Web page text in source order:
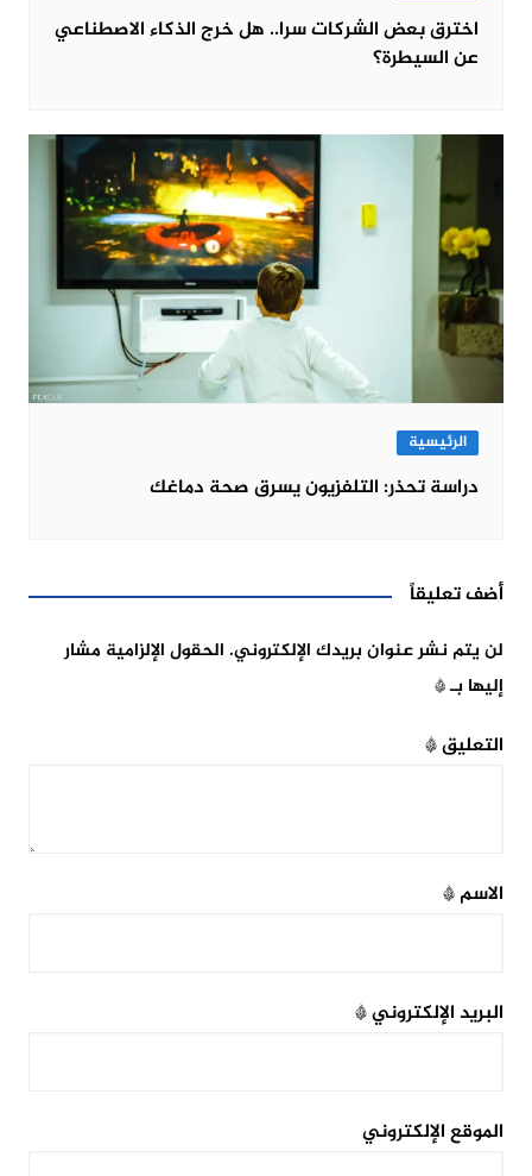
اخترق بعض الشركات سرا.. هل خرج الذكاء الاصطناعي
عن السيطرة؟
الرئيسية
دراسة تحذر: التلفزيون يسرق صحة دماغك
أضف تعليقاً
لن يتم نشر عنوان بريدك الإلكتروني. الحقول الإلزامية مشار
إليها بـ*
التعليق*
الاسم*
البريد الإلكتروني*
الموقع الإلكتروني